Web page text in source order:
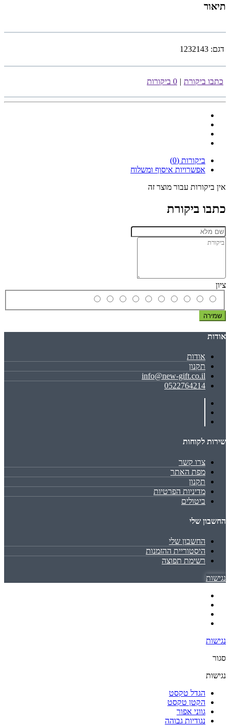
תיאור
דגם: 1232143
כתבו ביקורת | 0 ביקורות
ביקורות (0)
אפשרויות איסוף ומשלוח
אין ביקורות עבור מוצר זה
כתבו ביקורת
ציון
שמירה
אודות
אודות
תקנון
info@new-gift.co.il
0522764214
שירות לקוחות
צרו קשר
מפת האתר
תקנון
מדיניות הפרטיות
ביטולים
החשבון שלי
החשבון שלי
היסטוריית ההזמנות
רשימת תפוצה
נגישות
נגישות
סגור
נגישות
הגדל טקסט
הקטן טקסט
גווני אפור
נגודיות גבוהה